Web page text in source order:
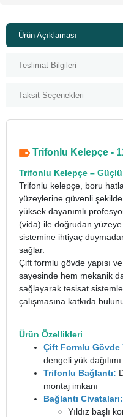
Ürün Açıklaması
Teslimat Bilgileri
Taksit Seçenekleri
Trifonlu Kelepçe -
Trifonlu Kelepçe –
Trifonlu kelepçe, boru
yüzeylerine güvenli
yüksek dayanımlı
(vida) ile doğrudan yüzeye
sistemine ihtiyaç
sağlar.
Çift formlu gövde yapısı
sayesinde hem mekanik
sağlayarak tesisat
çalışmasına katkıda
Ürün Özellikleri
Çift Formlu Gövde
dengeli yük dağılımı
Trifonlu Bağlantı:
montaj imkanı
Bağlantı Civataları:
Yıldız başlı